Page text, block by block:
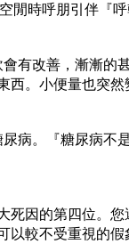
閒時呼朋引伴『呼
有改善，漸漸的
。小便量也突
病。『糖尿病
因的第四位。
較不受重視的